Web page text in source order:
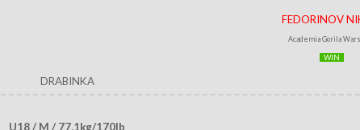
FEDORINOV
Academia Gorila
WIN
DRABINKA
U18 / M / 77,1kg/170lb